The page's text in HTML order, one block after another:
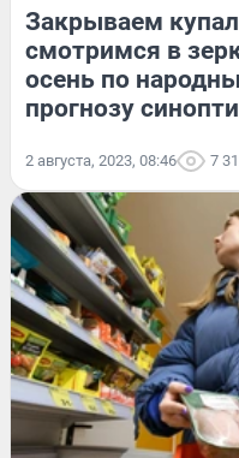
Закрываем
смотримся в
осень по
прогнозу
2 августа, 2023, 08:46 7